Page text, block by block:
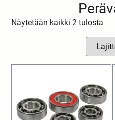
Näytetään kaikki 2 tulosta